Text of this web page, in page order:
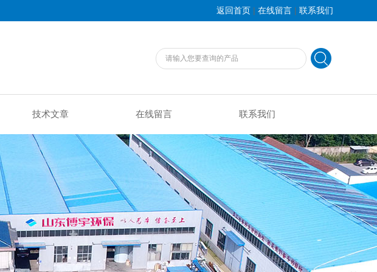
返回首页 | 在线留言 | 联系我们
技术文章 在线留言 联系我们